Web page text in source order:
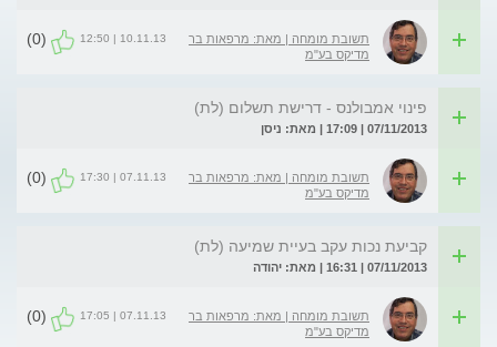
תשובת מומחה | מאת: מרפאות בר
מדיקס בע"מ
10.11.13 | 12:50
(0)
פינוי אמבולנס - דרישת תשלום (לת)
07/11/2013 | 17:09 | מאת: ניסן
תשובת מומחה | מאת: מרפאות בר
מדיקס בע"מ
07.11.13 | 17:30
(0)
קביעת נכות עקב בעיית שמיעה (לת)
07/11/2013 | 16:31 | מאת: יהודה
תשובת מומחה | מאת: מרפאות בר
מדיקס בע"מ
07.11.13 | 17:05
(0)